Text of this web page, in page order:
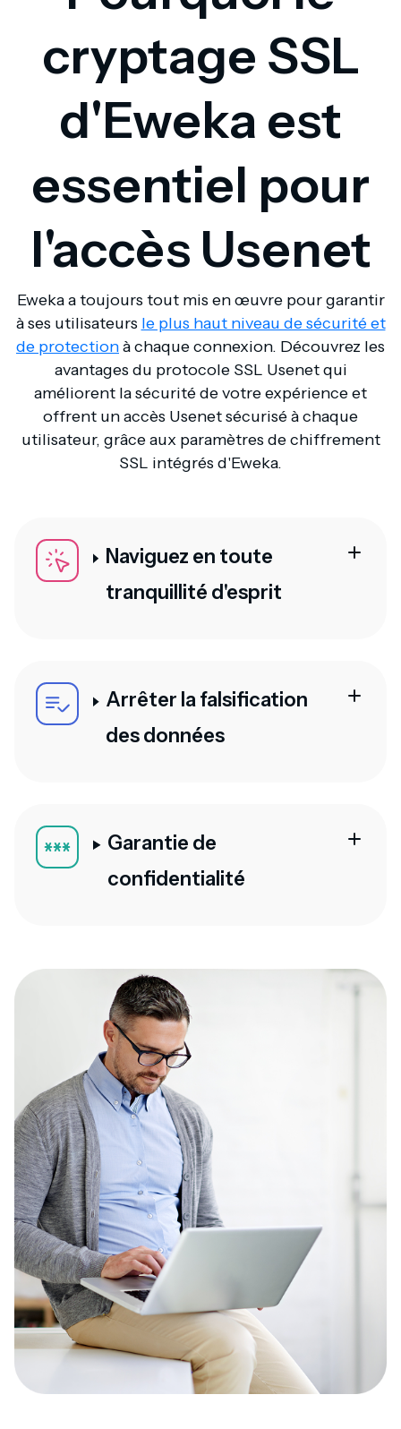
cryptage SSL
d'Eweka est
essentiel pour
l'accès Usenet
Eweka a toujours tout mis en œuvre pour garantir
à ses utilisateurs le plus haut niveau de sécurité et
de protectionà chaque connexion. Découvrez les
avantages du protocole SSL Usenet qui
améliorent la sécurité de votre expérience et
offrent un accès Usenet sécurisé à chaque
utilisateur, grâce aux paramètres de chiffrement
SSL intégrés d'Eweka.
Naviguez en toute
tranquillité d'esprit
Arrêter la falsification
des données
Garantie de
confidentialité